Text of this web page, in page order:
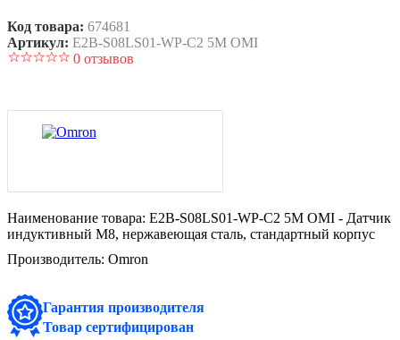
Код товара: 674681
Артикул: E2B-S08LS01-WP-C2 5M OMI
0 отзывов
Наименование товара: E2B-S08LS01-WP-C2 5M OMI - Датчик
индуктивный M8, нержавеющая сталь, стандартный корпус
Производитель: Omron
Гарантия производителя
Товар сертифицирован